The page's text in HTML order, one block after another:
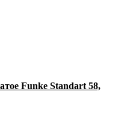
Funke Standart 58,